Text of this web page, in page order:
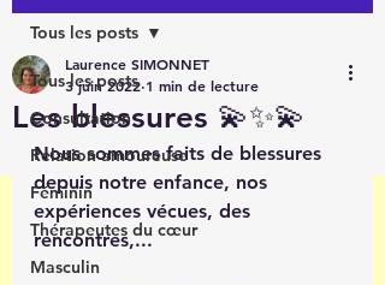
Tous les posts
Consultation
Relation amoureuse
Féminin
Thérapeutes du cœur
Masculin
Tous les posts
Les blessures 💫✨💫
Laurence SIMONNET
3 juin 2022 1 min de lecture
Nous sommes faits de blessures
depuis notre enfance, nos
expériences vécues, des
rencontres,...